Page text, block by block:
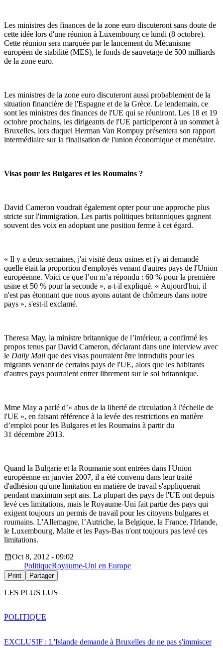
Les ministres des finances de la zone euro discuteront sans doute de
cette idée lors d'une réunion à Luxembourg ce lundi (8 octobre).
Cette réunion sera marquée par le lancement du Mécanisme
européen de stabilité (MES), le fonds de sauvetage de 500 milliards
de la zone euro.
Les ministres de la zone euro discuteront aussi probablement de la
situation financière de l'Espagne et de la Grèce. Le lendemain, ce
sont les ministres des finances de l'UE qui se réuniront. Les 18 et 19
octobre prochains, les dirigeants de l'UE participeront à un sommet à
Bruxelles, lors duquel Herman Van Rompuy présentera son rapport
intermédiaire sur la finalisation de l'union économique et monétaire.
Visas pour les Bulgares et les Roumains ?
David Cameron voudrait également opter pour une approche plus
stricte sur l'immigration. Les partis politiques britanniques gagnent
souvent des voix en adoptant une position ferme à cet égard.
« Il y a deux semaines, j'ai visité deux usines et j'y ai demandé
quelle était la proportion d'employés venant d'autres pays de l'Union
européenne. Voici ce que l’on m’a répondu : 60 % pour la première
usine et 50 % pour la seconde », a-t-il expliqué. « Aujourd'hui, il
n'est pas étonnant que nous ayons autant de chômeurs dans notre
pays », s'est-il exclamé.
Theresa May, la ministre britannique de l’intérieur, a confirmé les
propos tenus par David Cameron, déclarant dans une interview avec
le Daily Mail que des visas pourraient être introduits pour les
migrants venant de certains pays de l'UE, alors que les habitants
d'autres pays pourraient entrer librement sur le sol britannique.
Mme May a parlé d’« abus de la liberté de circulation à l'échelle de
l'UE », en faisant référence à la levée des restrictions en matière
d’emploi pour les Bulgares et les Roumains à partir du
31 décembre 2013.
Quand la Bulgarie et la Roumanie sont entrées dans l'Union
européenne en janvier 2007, il a été convenu dans leur traité
d'adhésion qu'une limitation en matière de travail s'appliquerait
pendant maximum sept ans. La plupart des pays de l'UE ont depuis
levé ces limitations, mais le Royaume-Uni fait partie des pays qui
exigent toujours un permis de travail pour les citoyens bulgares et
roumains. L'Allemagne, l’Autriche, la Belgique, la France, l'Irlande,
le Luxembourg, Malte et les Pays-Bas n'ont toujours pas levé ces
limitations.
Oct 8, 2012 - 09:02
PolitiqueRoyaume-Uni en Europe
Print Partager
LES PLUS LUS
EXCLUSIF : L'Islande demande à Bruxelles de ne pas s'immiscer
POLITIQUE